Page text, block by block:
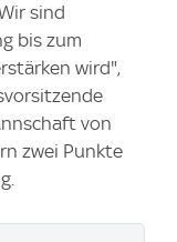
sind
bis zum
wird",
von
zwei Punkte